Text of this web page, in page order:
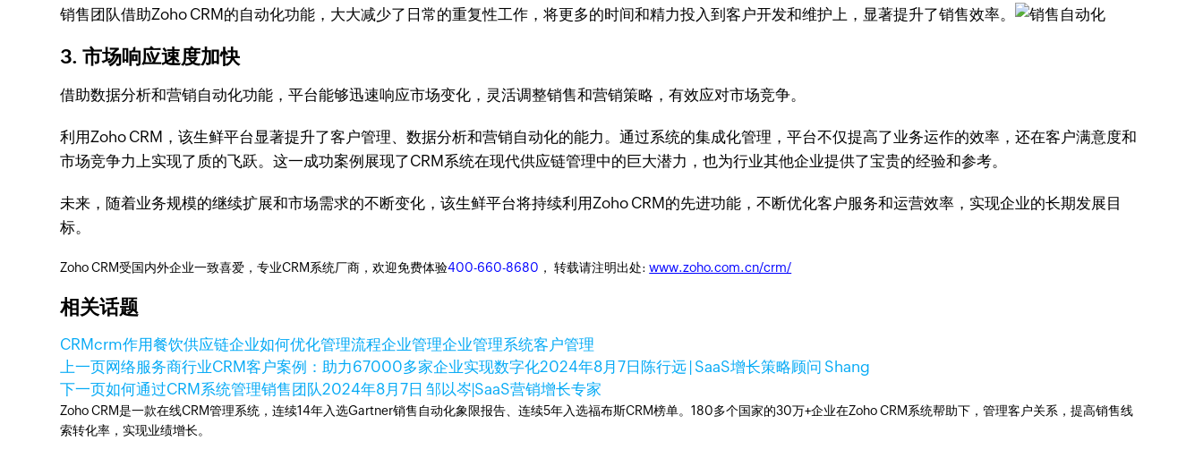
销售团队借助Zoho CRM的自动化功能，大大减少了日常的重复性工作，将更多的时间和精力投入到客户开发和维护上，显著提升了销售效率。
3. 市场响应速度加快
借助数据分析和营销自动化功能，平台能够迅速响应市场变化，灵活调整销售和营销策略，有效应对市场竞争。
利用Zoho CRM，该生鲜平台显著提升了客户管理、数据分析和营销自动化的能力。通过系统的集成化管理，平台不仅提高了业务运作的效率，还在客户满意度和
市场竞争力上实现了质的飞跃。这一成功案例展现了CRM系统在现代供应链管理中的巨大潜力，也为行业其他企业提供了宝贵的经验和参考。
未来，随着业务规模的继续扩展和市场需求的不断变化，该生鲜平台将持续利用Zoho CRM的先进功能，不断优化客户服务和运营效率，实现企业的长期发展目
标。
Zoho CRM受国内外企业一致喜爱，专业CRM系统厂商，欢迎免费体验400-660-8680 ， 转载请注明出处:www.zoho.com.cn/crm/
相关话题
CRMcrm作用餐饮供应链企业如何优化管理流程企业管理企业管理系统客户管理
上一页网络服务商行业CRM客户案例：助力67000多家企业实现数字化2024年8月7日 陈行远 | SaaS增长策略顾问 Shang
下一页如何通过CRM系统管理销售团队2024年8月7日 邹以岑|SaaS营销增长专家
Zoho CRM是一款在线CRM管理系统，连续14年入选Gartner销售自动化象限报告、连续5年入选福布斯CRM榜单。180多个国家的30万+企业在Zoho CRM系统帮助下，管理客户关系，提高销售线
索转化率，实现业绩增长。